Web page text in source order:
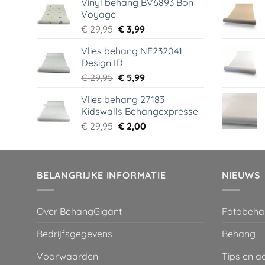
was: is:
Vinyl behang BV6893 Bon
Voyage
€29,95 Oorspronkelijke
was:
€ 29,95.
€3,99Huidige
is:
Vlies behang NF232041
Design ID
€29,95 Oorspronkelijke
was:
€ 29,95.
€5,99Huidige
is:
€ 5,99.
Vlies behang 27183
Kidswalls Behangexpresse
€29,95 Oorspronkelijke
was:
€2,00Huidige
is:
BELANGRIJKE INFORMATIE
Over BehangGigant
Bedrijfsgegevens
Voorwaarden
NIEUWS
Behang
Tips en